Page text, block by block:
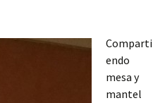
Comparti
endo
mesa y
mantel